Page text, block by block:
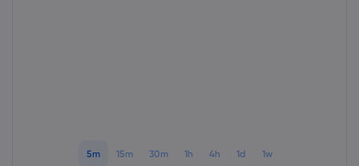
5m 15m 30m 1h 4h 1d 1w